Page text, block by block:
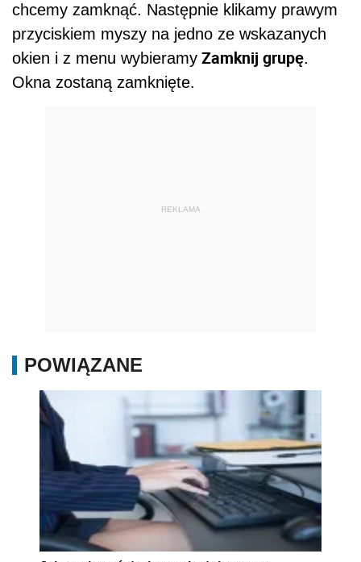
chcemy zamknąć. Następnie klikamy prawym
przyciskiem myszy na jedno ze wskazanych
okien i z menu wybieramy Zamknij grupę.
Okna zostaną zamknięte.
REKLAMA
POWIĄZANE